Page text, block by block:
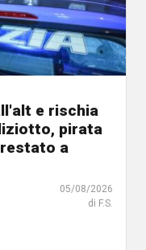
e rischia
pirata
a
05/08/2026
di F.S.